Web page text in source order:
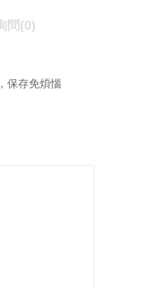
問(0)
保存免煩惱